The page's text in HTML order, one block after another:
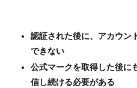
認証された後に、アカウン
できない
公式マークを取得した後に
信し続ける必要がある